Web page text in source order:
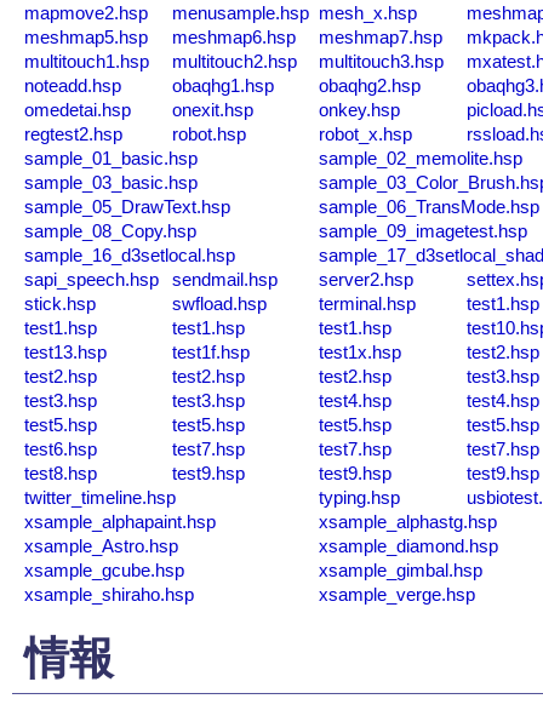
mapmove2.hsp
menusample.hsp mesh_x.hsp
meshmap5.hsp
meshmap6.hsp meshmap7.hsp
multitouch1.hsp
multitouch2.hsp multitouch3.hsp
noteadd.hsp
obaqhg1.hsp obaqhg2.hsp
omedetai.hsp
onexit.hsp onkey.hsp
regtest2.hsp
robot.hsp robot_x.hsp
sample_01_basic.hsp
sample_02_memolite.hsp
sample_03_basic.hsp
sample_05_DrawText.hsp
sample_06_TransMode.hsp
sample_08_Copy.hsp
sample_09_imagetest.hsp
sample_16_d3setlocal.hsp
sapi_speech.hsp
sendmail.hsp server2.hsp
stick.hsp
swfload.hsp terminal.hsp
test1.hsp
test1.hsp
test1.hsp test1.hsp
test13.hsp
test1f.hsp test1x.hsp
test2.hsp
test2.hsp
test2.hsp test2.hsp
test3.hsp
test3.hsp
test3.hsp test4.hsp
test4.hsp
test5.hsp
test5.hsp test5.hsp
test5.hsp
test6.hsp
test7.hsp test7.hsp
test7.hsp
test8.hsp
test9.hsp test9.hsp
test9.hsp
twitter_timeline.hsp
typing.hsp
xsample_alphapaint.hsp
xsample_alphastg.hsp
xsample_Astro.hsp
xsample_diamond.hsp
xsample_gcube.hsp
xsample_gimbal.hsp
xsample_shiraho.hsp
xsample_verge.hsp
情報